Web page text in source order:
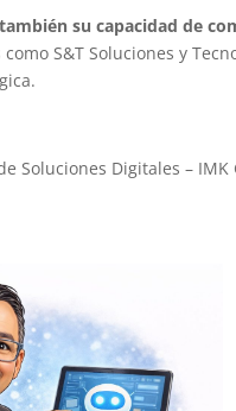
su capacidad de
S&T Soluciones y
Soluciones Digitales – IMK